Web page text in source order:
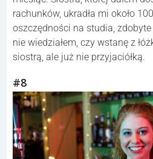
rachunków, ukradła mi około
oszczędności na studia, zdobyte
nie wiedziałem, czy wstanę z
siostrą, ale już nie przyjaciółką.
#8